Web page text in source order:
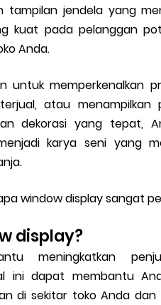
tampilan jendela yang
kuat pada pelanggan
Anda.
untuk memperkenalkan
atau menampilkan
dekorasi yang tepat,
karya seni yang
window display sangat
display?
meningkatkan
ini dapat membantu
di sekitar toko Anda dan